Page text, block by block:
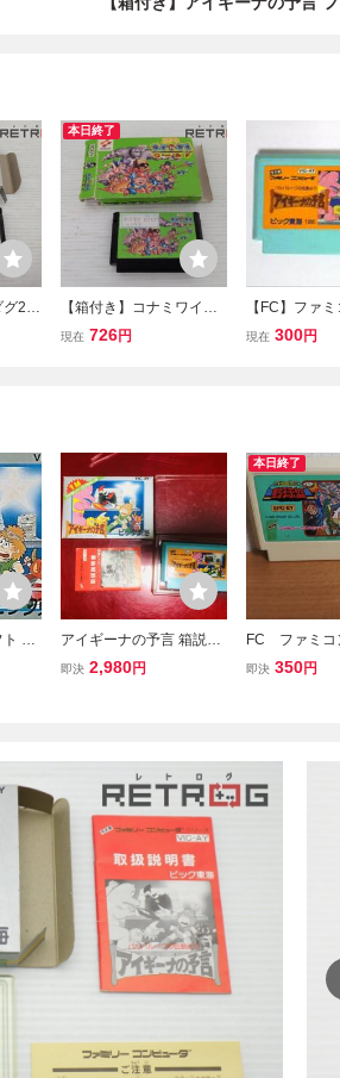
グ2
本日終了
【箱付き】コナミワイワ
イワールド ファミコン F
現在 726円
【FC】ファ
ギーナの予言
現在 300円
ア
アイギーナの予言 箱説付
綺麗 同梱可能★即売★多
即決 2,980円
本日終了
FC ファミコ
ァミコン野球
即決 350円